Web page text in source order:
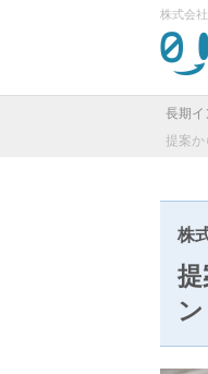
株式会
長期イ
提案
株
ン